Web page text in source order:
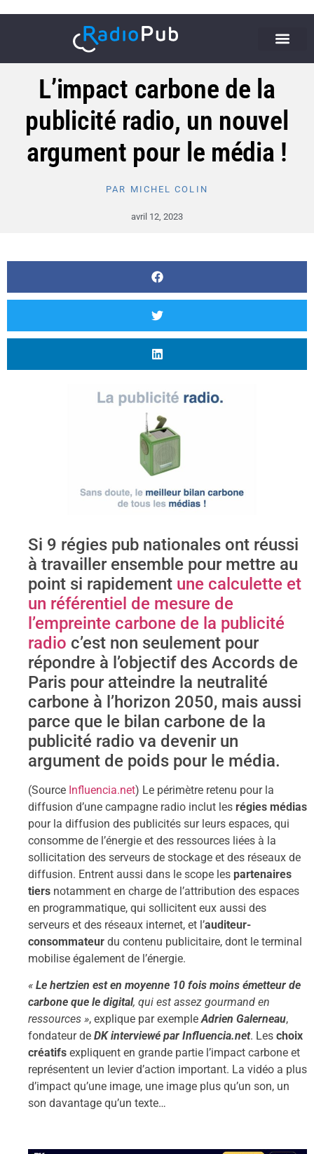
L’impact carbone de la
publicité radio, un nouvel
argument pour le média !
PAR MICHEL COLIN
avril 12, 2023
Si 9 régies pub nationales ont réussi
à travailler ensemble pour mettre au
point si rapidement une calculette et
un référentiel de mesure de
l’empreinte carbone de la publicité
radio c’est non seulement pour
répondre à l’objectif des Accords de
Paris pour atteindre la neutralité
carbone à l’horizon 2050, mais aussi
parce que le bilan carbone de la
publicité radio va devenir un
argument de poids pour le média.
(Source Influencia.net) Le périmètre retenu pour la
diffusion d’une campagne radio inclut les régies médias
pour la diffusion des publicités sur leurs espaces, qui
consomme de l’énergie et des ressources liées à la
sollicitation des serveurs de stockage et des réseaux de
diffusion. Entrent aussi dans le scope les partenaires
tiers notamment en charge de l’attribution des espaces
en programmatique, qui sollicitent eux aussi des
serveurs et des réseaux internet, et l’auditeur-
consommateur du contenu publicitaire, dont le terminal
mobilise également de l’énergie.
« Le hertzien est en moyenne 10 fois moins émetteur de
carbone que le digital, qui est assez gourmand en
ressources », explique par exempleAdrien Galerneau,
fondateur de DK interviewé par Influencia.net. Les choix
créatifs expliquent en grande partie l’impact carbone et
représentent un levier d’action important. La vidéo a plus
d’impact qu’une image, une image plus qu’un son, un
son davantage qu’un texte…